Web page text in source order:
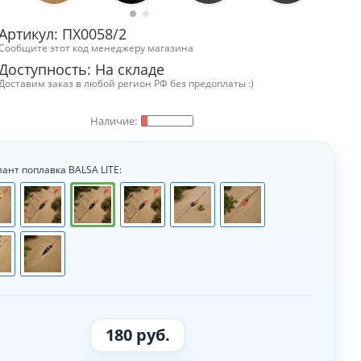
ПХ0058/2
этот код менеджеру магазина
На складе
заказ в любой регион РФ без предоплаты :)
поплавка BALSA LITE:
180 руб.